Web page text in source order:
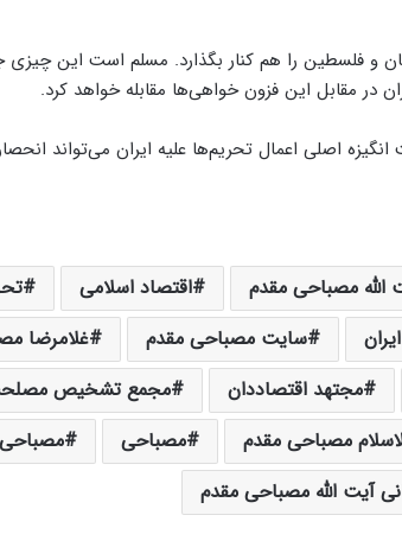
و فلسطین را هم کنار بگذارد. مسلم است این چیزی
در مقابل این فزون خواهی‌ها مقابله خواهد کرد.
اصلی اعمال تحریم‌ها علیه ایران می‌تواند
الله مصباحی مقدم اقتصاد اسلامی
سایت مصباحی مقدم غلامرضا
مجتهد اقتصاددان
مجمع تشخیص
مصباحی مقدم
مصباحی
آیت الله مصباحی مقدم